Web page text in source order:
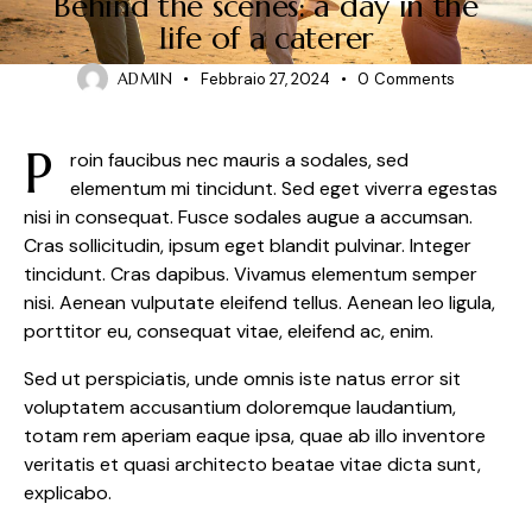
life of a caterer
ADMIN Febbraio 27, 2024 0 Comments
P
roin faucibus nec mauris a sodales, sed
elementum mi tincidunt. Sed eget viverra egestas
nisi in consequat. Fusce sodales augue a accumsan.
Cras sollicitudin, ipsum eget blandit pulvinar. Integer
tincidunt. Cras dapibus. Vivamus elementum semper
nisi. Aenean vulputate eleifend tellus. Aenean leo ligula,
porttitor eu, consequat vitae, eleifend ac, enim.
Sed ut perspiciatis, unde omnis iste natus error sit
voluptatem accusantium doloremque laudantium,
totam rem aperiam eaque ipsa, quae ab illo inventore
veritatis et quasi architecto beatae vitae dicta sunt,
explicabo.